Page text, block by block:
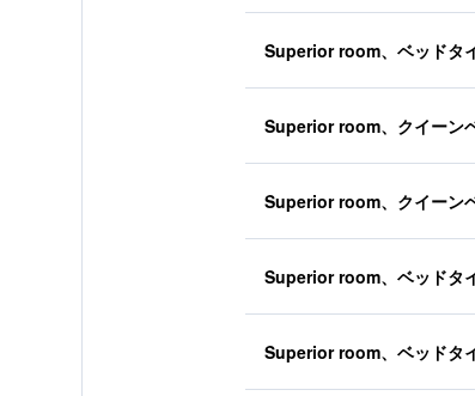
Superior room、ベッドタ
Superior room、クイーン
Superior room、クイーン
Superior room、ベッドタ
Superior room、ベッドタ